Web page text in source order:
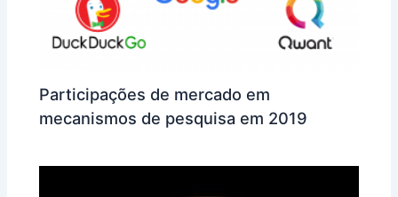
Participações de mercado em
mecanismos de pesquisa em 2019